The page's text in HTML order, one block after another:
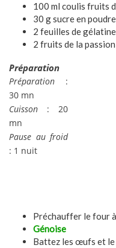
100 ml coulis fruits
30 g sucre en poudre
2 feuilles de gélatine
2 fruits de la passion
Préparation
Préparation :
30 mn
Cuisson : 20
mn
Pause au froid
: 1 nuit
Préchauffer le four
Génoise
Battez les œufs et le